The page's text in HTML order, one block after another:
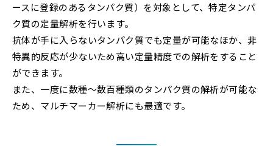
ースに登録のあるタンパク質）を対象として、特定タンパ
ク質の定量解析を行います。
抗体が手に入らないタンパク質でも定量が可能なほか、非
特異的反応が少ないため高い定量精度での解析をすること
ができます。
また、一度に数種～数百種類のタンパク質の解析が可能な
ため、マルチマーカー解析にも最適です。